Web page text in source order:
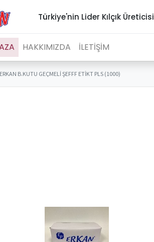
Türkiye'nin Lider Kılçık Üreticisi
HAKKIMIZDA İLETİŞİM
B.KUTU GEÇMELİ ŞEFFF ETİKT PLS (1000)